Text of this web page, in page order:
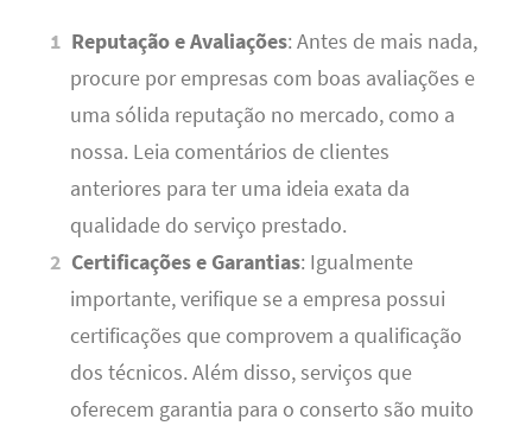
Reputação e Avaliações: Antes de mais nada,
procure por empresas com boas avaliações e
uma sólida reputação no mercado, como a
nossa. Leia comentários de clientes
anteriores para ter uma ideia exata da
qualidade do serviço prestado.
Certificações e Garantias: Igualmente
importante, verifique se a empresa possui
certificações que comprovem a qualificação
dos técnicos. Além disso, serviços que
oferecem garantia para o conserto são muito